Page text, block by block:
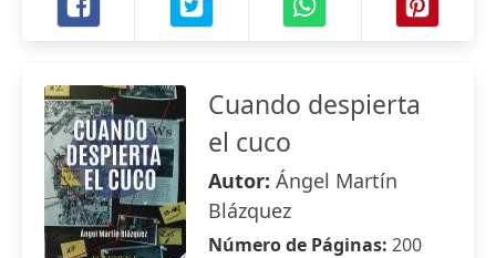
Cuando despierta
el cuco
Autor: Ángel Martín
Blázquez
Número de Páginas: 200